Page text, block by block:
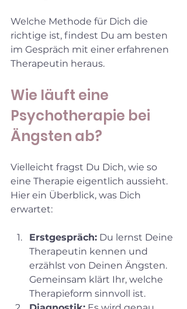
Welche Methode für Dich die
richtige ist, findest Du am besten
im Gespräch mit einer erfahrenen
Therapeutin heraus.
Wie läuft eine
Psychotherapie bei
Ängsten ab?
Vielleicht fragst Du Dich, wie so
eine Therapie eigentlich aussieht.
Hier ein Überblick, was Dich
erwartet:
Erstgespräch: Du lernst Deine
Therapeutin kennen und
erzählst von Deinen Ängsten.
Gemeinsam klärt Ihr, welche
Therapieform sinnvoll ist.